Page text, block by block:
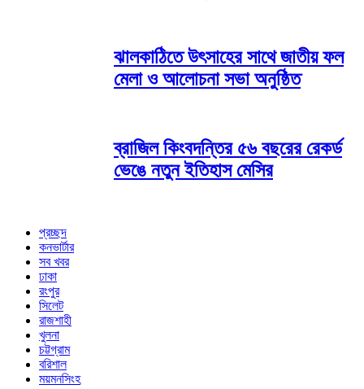
ঝালকাঠিতে উৎসাহের সাথে জাতীয় ফল
মেলা ও আলোচনা সভা অনুষ্ঠিত
ব্রাজিল কিংবদন্তির ৫৬ বছরের রেকর্ড
ভেঙে নতুন ইতিহাস মেসির
প্রচ্ছদ
কনভার্টার
সব খবর
ঢাকা
রংপুর
সিলেট
রাজশাহী
খুলনা
চট্টগ্রাম
বরিশাল
ময়মনসিংহ